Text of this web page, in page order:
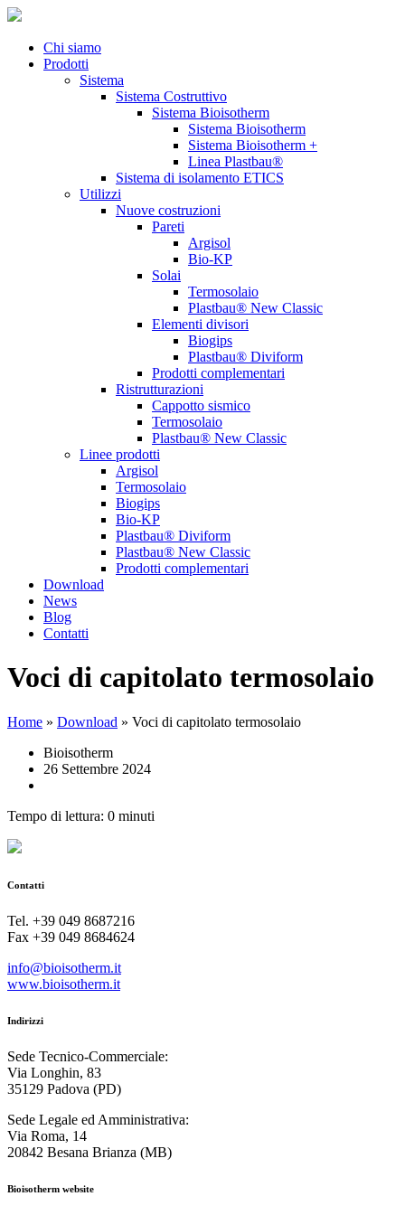
Chi siamo
Prodotti
Sistema
Sistema Costruttivo
Sistema Bioisotherm
Sistema Bioisotherm
Sistema Bioisotherm +
Linea Plastbau®
Sistema di isolamento ETICS
Utilizzi
Nuove costruzioni
Pareti
Argisol
Bio-KP
Solai
Termosolaio
Plastbau® New Classic
Elementi divisori
Biogips
Plastbau® Diviform
Prodotti complementari
Ristrutturazioni
Cappotto sismico
Termosolaio
Plastbau® New Classic
Linee prodotti
Argisol
Termosolaio
Biogips
Bio-KP
Plastbau® Diviform
Plastbau® New Classic
Prodotti complementari
Download
News
Blog
Contatti
Voci di capitolato termosolaio
Home » Download » Voci di capitolato termosolaio
Bioisotherm
26 Settembre 2024
Tempo di lettura: 0 minuti
Contatti
Tel. +39 049 8687216
Fax +39 049 8684624
info@bioisotherm.it
www.bioisotherm.it
Indirizzi
Sede Tecnico-Commerciale:
Via Longhin, 83
35129 Padova (PD)
Sede Legale ed Amministrativa:
Via Roma, 14
20842 Besana Brianza (MB)
Bioisotherm website